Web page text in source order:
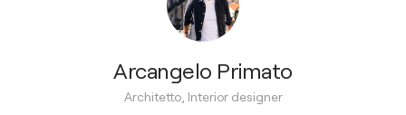
Arcangelo Primato
Architetto, Interior designer